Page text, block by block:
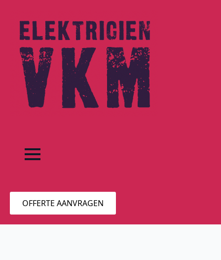
OFFERTE AANVRAGEN